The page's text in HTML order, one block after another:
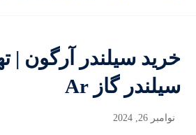
خرید سیلندر آرگون |
سیلندر گاز Ar
نوامبر 26, 2024